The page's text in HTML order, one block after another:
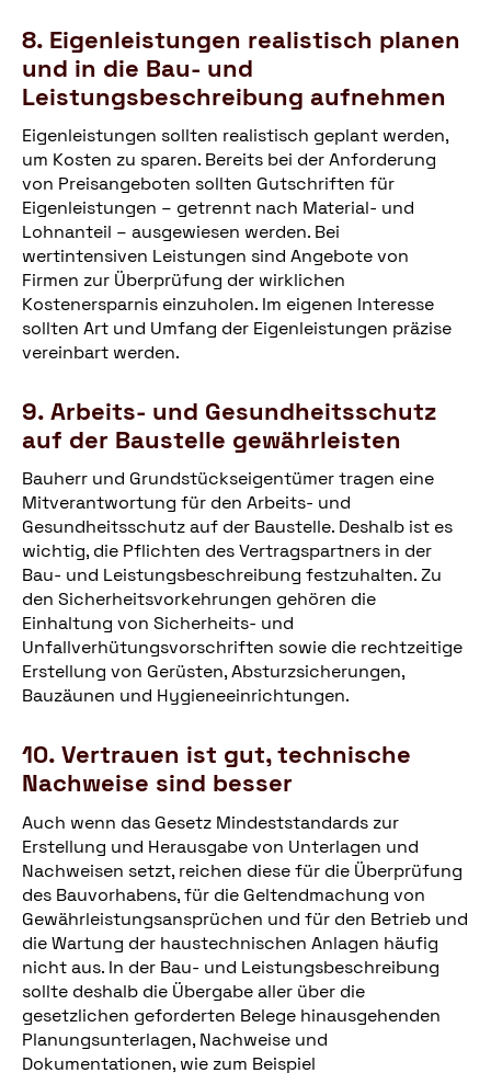
8. Eigenleistungen realistisch planen
und in die Bau- und
Leistungsbeschreibung aufnehmen
Eigenleistungen sollten realistisch geplant werden,
um Kosten zu sparen. Bereits bei der Anforderung
von Preisangeboten sollten Gutschriften für
Eigenleistungen – getrennt nach Material- und
Lohnanteil – ausgewiesen werden. Bei
wertintensiven Leistungen sind Angebote von
Firmen zur Überprüfung der wirklichen
Kostenersparnis einzuholen. Im eigenen Interesse
sollten Art und Umfang der Eigenleistungen präzise
vereinbart werden.
9. Arbeits- und Gesundheitsschutz
auf der Baustelle gewährleisten
Bauherr und Grundstückseigentümer tragen eine
Mitverantwortung für den Arbeits- und
Gesundheitsschutz auf der Baustelle. Deshalb ist es
wichtig, die Pflichten des Vertragspartners in der
Bau- und Leistungsbeschreibung festzuhalten. Zu
den Sicherheitsvorkehrungen gehören die
Einhaltung von Sicherheits- und
Unfallverhütungsvorschriften sowie die rechtzeitige
Erstellung von Gerüsten, Absturzsicherungen,
Bauzäunen und Hygieneeinrichtungen.
10. Vertrauen ist gut, technische
Nachweise sind besser
Auch wenn das Gesetz Mindeststandards zur
Erstellung und Herausgabe von Unterlagen und
Nachweisen setzt, reichen diese für die Überprüfung
des Bauvorhabens, für die Geltendmachung von
Gewährleistungsansprüchen und für den Betrieb und
die Wartung der haustechnischen Anlagen häufig
nicht aus. In der Bau- und Leistungsbeschreibung
sollte deshalb die Übergabe aller über die
gesetzlichen geforderten Belege hinausgehenden
Planungsunterlagen, Nachweise und
Dokumentationen, wie zum Beispiel